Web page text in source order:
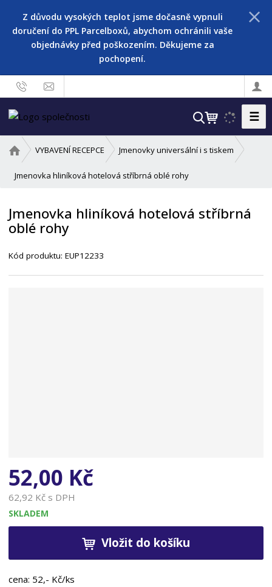
Z důvodu vysokých teplot jsme dočasně vypnuli
doručení do PPL Parcelboxů, abychom ochránili vaše
objednávky před poškozením. Děkujeme za
pochopení.
V
h
a
t
☰
v
o
í
s
r
VYBAVENÍ RECEPCE Jmenovky universální i s tiskem
Jmenovka hliníková hotelová stříbrná oblé rohy
Jmenovka hliníková hotelová stříbrná
oblé rohy
Kód produktu:EUP12233
52,00 Kč
62,92 Kč s DPH
SKLADEM
Vložit do košíku
cena: 52,- Kč/ks